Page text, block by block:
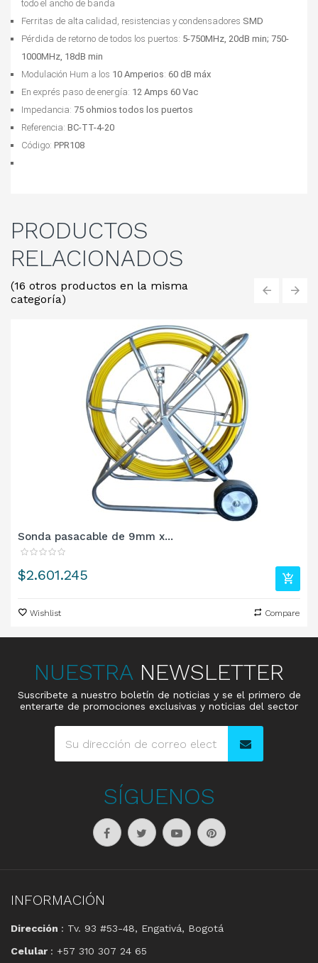
todo el ancho de banda
Ferritas de alta calidad, resistencias y condensadores SMD
Pérdida de retorno de todos los puertos: 5-750MHz, 20dB min; 750-
1000MHz, 18dB min
Modulación Hum a los 10 Amperios: 60 dB máx
En exprés paso de energía: 12 Amps 60 Vac
Impedancia: 75 ohmios todos los puertos
Referencia: BC-TT-4-20
Código: PPR108
PRODUCTOS
RELACIONADOS
(16 otros productos en la misma
categoría)
Sonda pasacable de 9mm x...
Precio
$2.601.245
Wishlist Compare
NUESTRA NEWSLETTER
Suscribete a nuestro boletín de noticias y se el primero de
enterarte de promociones exclusivas y noticias del sector
SÍGUENOS
INFORMACIÓN
Dirección : Tv. 93 #53-48, Engativá, Bogotá
Celular : +57 310 307 24 65